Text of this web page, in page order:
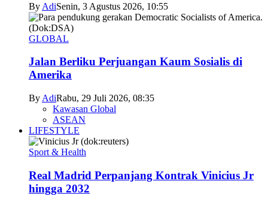
By AdiSenin, 3 Agustus 2026, 10:55
GLOBAL
Jalan Berliku Perjuangan Kaum Sosialis di
Amerika
By AdiRabu, 29 Juli 2026, 08:35
Kawasan Global
ASEAN
LIFESTYLE
Sport & Health
Real Madrid Perpanjang Kontrak Vinicius Jr
hingga 2032